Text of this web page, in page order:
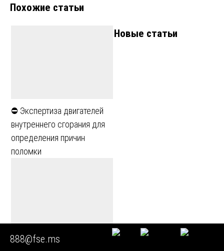
Похожие статьи
⛔ Экспертиза двигателей
внутреннего сгорания для
определения причин
поломки
➡️ Техническая
Новые статьи
888@fse.ms